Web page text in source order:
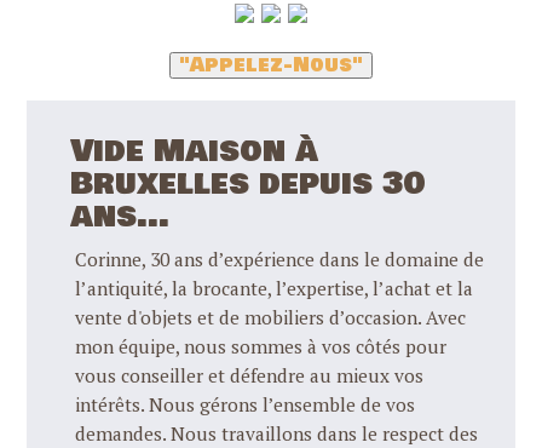
"Appelez-Nous"
Vide Maison à
Bruxelles depuis 30
ans...
Corinne, 30 ans d’expérience dans le domaine de
l’antiquité, la brocante, l’expertise, l’achat et la
vente d'objets et de mobiliers d’occasion. Avec
mon équipe, nous sommes à vos côtés pour
vous conseiller et défendre au mieux vos
intérêts. Nous gérons l’ensemble de vos
demandes. Nous travaillons dans le respect des